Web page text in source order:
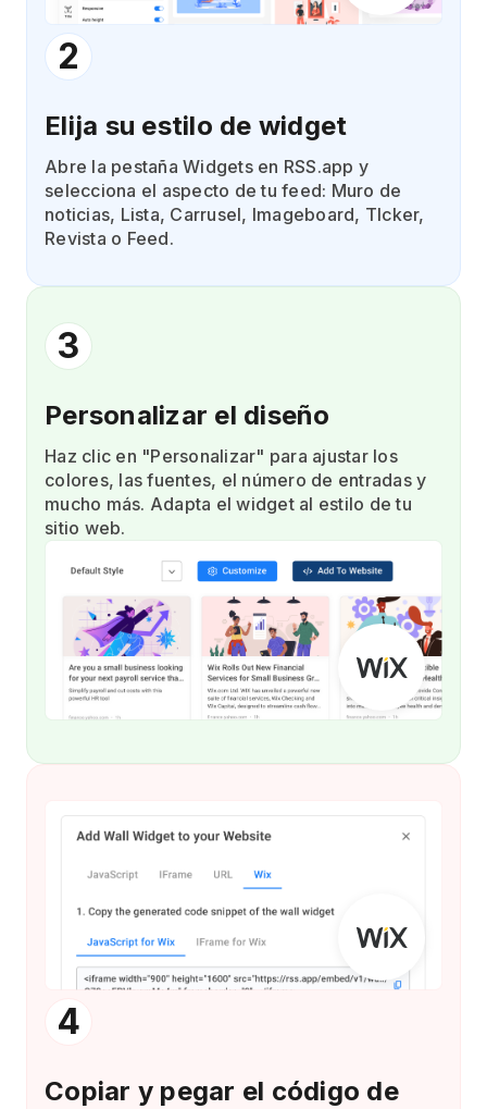
2
Elija su estilo de widget
Abre la pestaña Widgets en RSS.app y
selecciona el aspecto de tu feed: Muro de
noticias, Lista, Carrusel, Imageboard, TIcker,
Revista o Feed.
3
Personalizar el diseño
Haz clic en "Personalizar" para ajustar los
colores, las fuentes, el número de entradas y
mucho más. Adapta el widget al estilo de tu
sitio web.
4
Copiar y pegar el código de